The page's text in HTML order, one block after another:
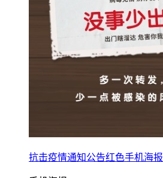
抗击疫情通知公告红色手机海报